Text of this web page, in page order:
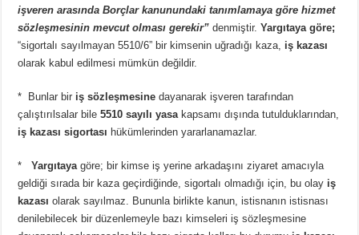
işveren arasında Borçlar kanunundaki tanımlamaya göre hizmet
sözleşmesinin mevcut olması gerekir” denmiştir.Yargıtaya göre;
“sigortalı sayılmayan 5510/6” bir kimsenin uğradığı kaza, iş kazası
olarak kabul edilmesi mümkün değildir.
* Bunlar bir iş sözleşmesine dayanarak işveren tarafından
çalıştırılsalar bile5510 sayılı yasakapsamı dışında tutulduklarından,
iş kazası sigortası hükümlerinden yararlanamazlar.
*Yargıtayagöre; bir kimse iş yerine arkadaşını ziyaret amacıyla
geldiği sırada bir kaza geçirdiğinde, sigortalı olmadığı için, bu olay iş
kazası olarak sayılmaz. Bununla birlikte kanun, istisnanın istisnası
denilebilecek bir düzenlemeyle bazı kimseleri iş sözleşmesine